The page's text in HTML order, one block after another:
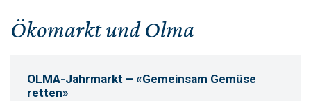
Ökomarkt und Olma
OLMA-Jahrmarkt – «Gemeinsam Gemüse
retten»